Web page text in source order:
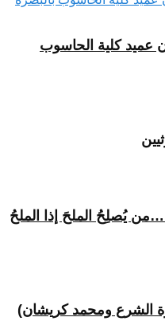
عميد كلية الحاسوب
…من يُصلِحُ الملحَ إذا الملحُ
الشرع ومحمد كريشان)